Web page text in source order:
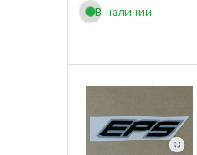
В наличии